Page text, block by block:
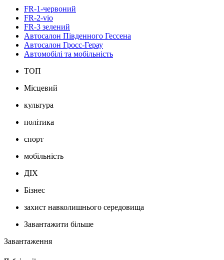
FR-1-червоний
FR-2-vio
FR-3 зелений
Автосалон Південного Гессена
Автосалон Гросс-Герау
Автомобілі та мобільність
ТОП
Місцевий
культура
політика
спорт
мобільність
ДІХ
Бізнес
захист навколишнього середовища
Завантажити більше
Завантаження